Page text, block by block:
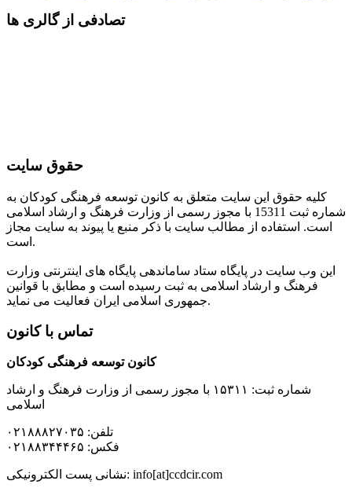
تصادفی از گالری ها
حقوق سایت
کلیه حقوق این سایت متعلق به کانون توسعه فرهنگی کودکان به
شماره ثبت 15311 با مجوز رسمی از وزارت فرهنگ و ارشاد اسلامی
است. استفاده از مطالب سایت با ذکر منبع یا پیوند به سایت مجاز
است.
این وب سایت در پایگاه ستاد ساماندهی پایگاه های اینترنتی وزارت
فرهنگ و ارشاد اسلامی به ثبت رسیده است و مطابق با قوانین
جمهوری اسلامی ایران فعالیت می نماید.
تماس با کانون
کانون توسعه فرهنگی کودکان
شماره ثبت: ۱۵۳۱۱ با مجوز رسمی از وزارت فرهنگ و ارشاد
اسلامی
تلفن: ۰۲۱۸۸۸۲۷۰۳۵
فکس: ۰۲۱۸۸۳۴۴۴۶۵
نشانی پست الکترونیکی: info[at]ccdcir.com